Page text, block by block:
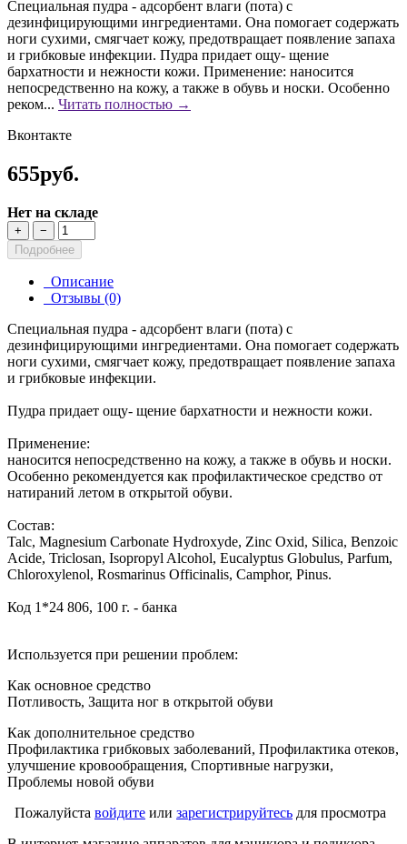
Специальная пудра - адсорбент влаги (пота) с
дезинфицирующими ингредиентами. Она помогает содержать
ноги сухими, смягчает кожу, предотвращает появление запаха
и грибковые инфекции. Пудра придает ощу- щение
бархатности и нежности кожи. Применение: наносится
непосредственно на кожу, а также в обувь и носки. Особенно
реком... Читать полностью →
Вконтакте
655руб.
Нет на складе
+
−
Подробнее
Описание
Отзывы (0)
Специальная пудра - адсорбент влаги (пота) с
дезинфицирующими ингредиентами. Она помогает содержать
ноги сухими, смягчает кожу, предотвращает появление запаха
и грибковые инфекции.
Пудра придает ощу- щение бархатности и нежности кожи.
Применение:
наносится непосредственно на кожу, а также в обувь и носки.
Особенно рекомендуется как профилактическое средство от
натираний летом в открытой обуви.
Состав:
Talc, Magnesium Carbonate Hydroxyde, Zinc Oxid, Silica, Benzoic
Acide, Triclosan, Isopropyl Alcohol, Eucalyptus Globulus, Parfum,
Chloroxylenol, Rosmarinus Officinalis, Camphor, Pinus.
Код 1*24 806, 100 г. - банка
Используется при решении проблем:
Как основное средство
Потливость, Защита ног в открытой обуви
Как дополнительное средство
Профилактика грибковых заболеваний, Профилактика отеков,
улучшение кровообращения, Спортивные нагрузки,
Проблемы новой обуви
Пожалуйста войдите или зарегистрируйтесь для просмотра